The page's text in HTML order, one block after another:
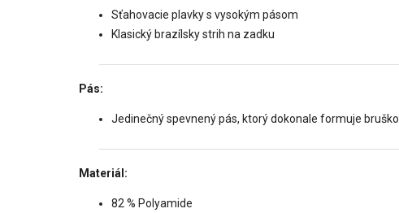
Sťahovacie plavky s vysokým pásom
Klasický brazílsky strih na zadku
Pás:
Jedinečný spevnený pás, ktorý dokonale formuje bruško
Materiál:
82 % Polyamide